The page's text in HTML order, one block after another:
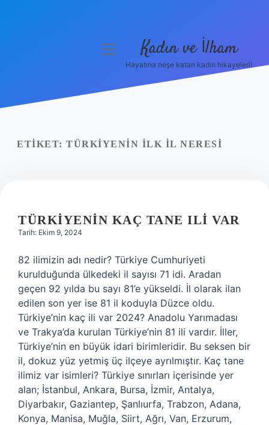
Yasal Uyarı
menüyü
Kadın ve İlham
Hayatına neşe katan kadın hikayeleri!
ETIKET: TÜRKIYENIN ILK IL NERESI
TÜRKIYENIN KAÇ TANE ILI VAR
Tarih: Ekim 9, 2024
82 ilimizin adı nedir? Türkiye Cumhuriyeti
kurulduğunda ülkedeki il sayısı 71 idi. Aradan
geçen 92 yılda bu sayı 81’e yükseldi. İl olarak ilan
edilen son yer ise 81 il koduyla Düzce oldu.
Türkiye’nin kaç ili var 2024? Anadolu Yarımadası
ve Trakya’da kurulan Türkiye’nin 81 ili vardır. İller,
Türkiye’nin en büyük idari birimleridir. Bu seksen bir
il, dokuz yüz yetmiş üç ilçeye ayrılmıştır. Kaç tane
ilimiz var isimleri? Türkiye sınırları içerisinde yer
alan; İstanbul, Ankara, Bursa, İzmir, Antalya,
Diyarbakır, Gaziantep, Şanlıurfa, Trabzon, Adana,
Konya, Manisa, Muğla, Siirt, Ağrı, Van, Erzurum,